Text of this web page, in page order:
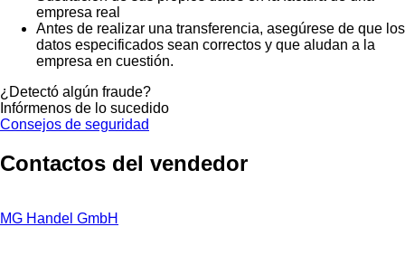
empresa real
Antes de realizar una transferencia, asegúrese de que los
datos especificados sean correctos y que aludan a la
empresa en cuestión.
¿Detectó algún fraude?
Infórmenos de lo sucedido
Consejos de seguridad
Contactos del vendedor
MG Handel GmbH